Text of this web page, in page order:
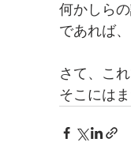
何かしら
であれば
さて、こ
そこには